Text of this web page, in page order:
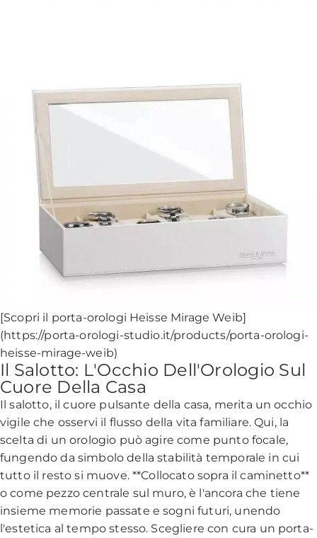
[Scopri il porta-orologi Heisse Mirage Weib]
(https://porta-orologi-studio.it/products/porta-orologi-
heisse-mirage-weib)
Il Salotto: L'Occhio Dell'Orologio Sul
Cuore Della Casa
Il salotto, il cuore pulsante della casa, merita un occhio
vigile che osservi il flusso della vita familiare. Qui, la
scelta di un orologio può agire come punto focale,
fungendo da simbolo della stabilità temporale in cui
tutto il resto si muove. **Collocato sopra il caminetto**
o come pezzo centrale sul muro, è l'ancora che tiene
insieme memorie passate e sogni futuri, unendo
l'estetica al tempo stesso. Scegliere con cura un porta-